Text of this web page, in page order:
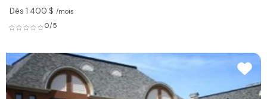
Dès 1 400 $ /mois
0/5